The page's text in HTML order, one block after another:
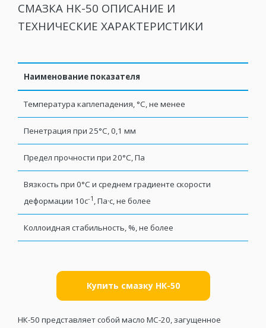
СМАЗКА НК-50 ОПИСАНИЕ И
ТЕХНИЧЕСКИЕ ХАРАКТЕРИСТИКИ
Наименование показателя
Температура каплепадения, °С, не менее
Пенетрация при 25°С, 0,1 мм
Предел прочности при 20°С, Па
Вязкость при 0°С и среднем градиенте скорости
деформации 10с-1 , Па·с, не более
Коллоидная стабильность, %, не более
Купить смазку НК-50
НК-50 представляет собой масло МС-20, загущенное